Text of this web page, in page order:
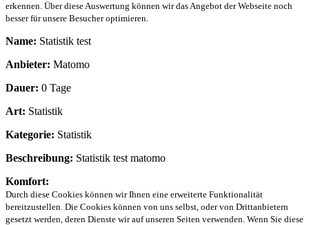
erkennen. Über diese Auswertung können wir das Angebot der Webseite noch
besser für unsere Besucher optimieren.
Name: Statistik test
Anbieter: Matomo
Dauer: 0 Tage
Art: Statistik
Kategorie: Statistik
Beschreibung: Statistik test matomo
Komfort:
Durch diese Cookies können wir Ihnen eine erweiterte Funktionalität
bereitzustellen. Die Cookies können von uns selbst, oder von Drittanbietern
gesetzt werden, deren Dienste wir auf unseren Seiten verwenden. Wenn Sie diese